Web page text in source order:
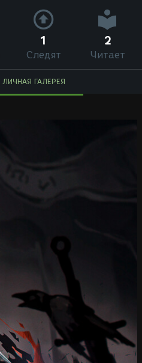
1
Следят
2
Читает
ЛИЧНАЯ ГАЛЕРЕЯ